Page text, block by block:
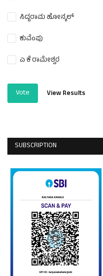
ಸಿದ್ದರಾಮ ಹೋನ್ಕಲ್
ಕುವೆಂಪು
ಎ ಕೆ ರಾಮೇಶ್ವರ
Vote View Results
SUBSCRIPTION